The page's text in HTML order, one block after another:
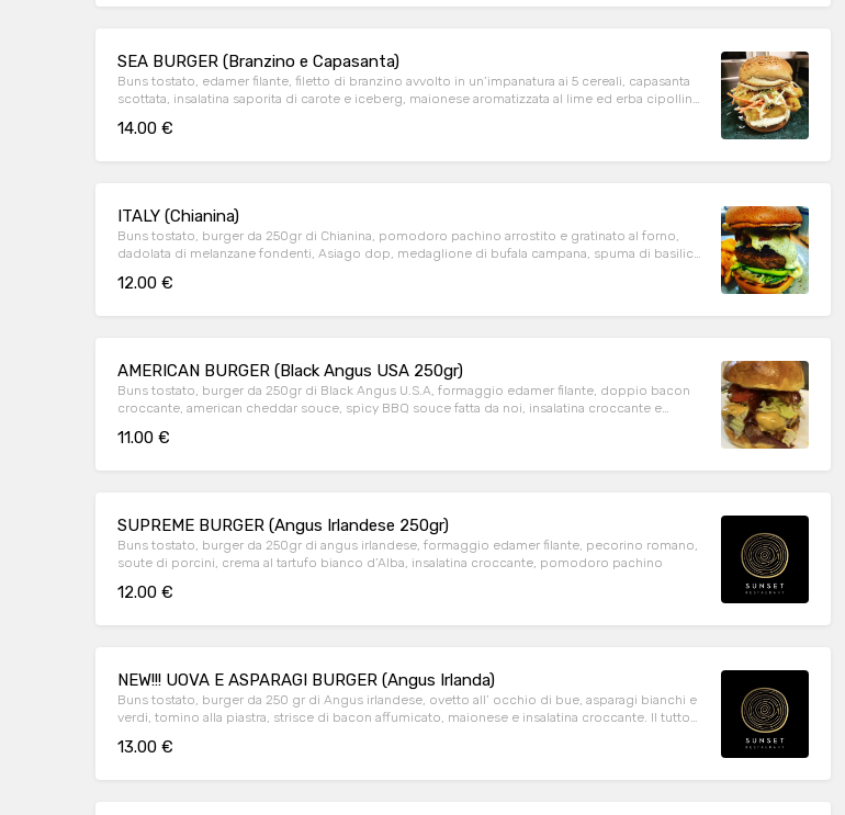
SEA BURGER (Branzino e Capasanta)
Buns tostato, edamer filante, filetto di branzino avvolto in un’impanatura ai 5 cereali, capasanta
scottata, insalatina saporita di carote e iceberg, maionese aromatizzata al lime ed erba cipollina,
14.00 €
ITALY (Chianina)
Buns tostato, burger da 250gr di Chianina, pomodoro pachino arrostito e gratinato al forno,
dadolata di melanzane fondenti, Asiago dop, medaglione di bufala campana, spuma di basilico
12.00 €
AMERICAN BURGER (Black Angus USA 250gr)
Buns tostato, burger da 250gr di Black Angus U.S.A, formaggio edamer filante, doppio bacon
croccante, american cheddar souce, spicy BBQ souce fatta da noi, insalatina croccante e
11.00 €
SUPREME BURGER (Angus Irlandese 250gr)
Buns tostato, burger da 250gr di angus irlandese, formaggio edamer filante, pecorino romano,
soute di porcini, crema al tartufo bianco d’Alba, insalatina croccante, pomodoro pachino
12.00 €
NEW!!! UOVA E ASPARAGI BURGER (Angus Irlanda)
Buns tostato, burger da 250 gr di Angus irlandese, ovetto all’ occhio di bue, asparagi bianchi e
verdi, tomino alla piastra, strisce di bacon affumicato, maionese e insalatina croccante. Il tutto
13.00 €